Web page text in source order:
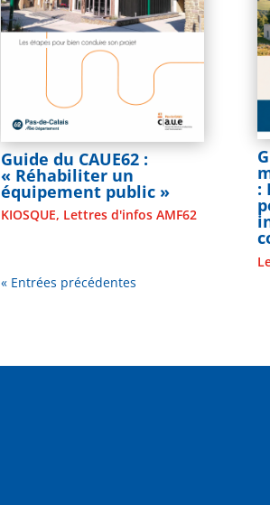
Guide du CAUE62 :
« Réhabiliter un
équipement public »
KIOSQUE, Lettres d'infos AMF62
:
« Entrées précédentes